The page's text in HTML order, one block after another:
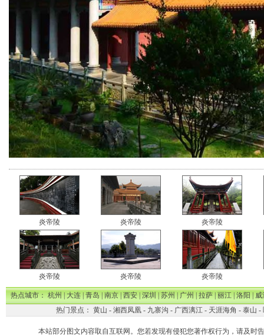
炎帝陵 炎帝陵 炎帝陵
炎帝陵 炎帝陵 炎帝陵
热点城市：杭州|大连|青岛|南京|西安|深圳|苏州|广州|拉萨|丽江|洛阳|威
热门景点： 黄山 - 湘西凤凰- 九寨沟 - 广西漓江- 天涯海角 - 泰山 -
本站部分图文内容取自互联网。您若发现有侵犯您著作权行为，请及时